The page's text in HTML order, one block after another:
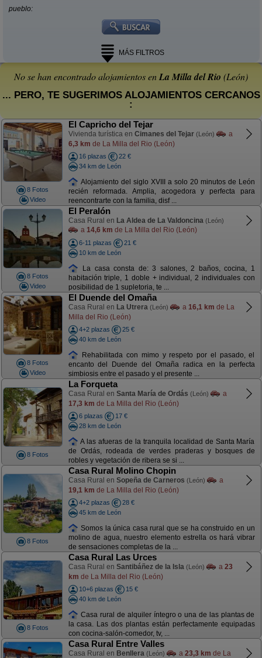
pueblo:
MÁS FILTROS
No se han encontrado alojamientos enLa Milla del Rio (León)
... PERO, TE SUGERIMOS ALOJAMIENTOS CERCANOS
:
8 Fotos
Video
El Capricho del Tejar
Vivienda turística en Cimanes del Tejar (León)
a
6,3 km de La Milla del Rio (León)
16 plazas
22 €
34 km de León
Alojamiento del siglo XVIII a solo 20 minutos de León
recién reformada. Amplia, acogedora y perfecta para
reencontrarte con la familia, disf ...
8 Fotos
Video
El Peralón
Casa Rural en La Aldea de La Valdoncina (León)
a 14,6 km de La Milla del Rio (León)
6-11 plazas
21 €
10 km de León
La casa consta de: 3 salones, 2 baños, cocina, 1
habitación triple, 1 doble + individual, 2 individuales con
posibilidad de 1 supletoria, te ...
8 Fotos
Video
El Duende del Omaña
Casa Rural en La Utrera (León) a 16,1 km de La
Milla del Rio (León)
4+2 plazas
25 €
40 km de León
Rehabilitada con mimo y respeto por el pasado, el
encanto del Duende del Omaña radica en la perfecta
simbiosis entre el pasado y el presente ...
8 Fotos
La Forqueta
Casa Rural en Santa María de Ordás (León)
a
17,3 km de La Milla del Rio (León)
6 plazas
17 €
28 km de León
A las afueras de la tranquila localidad de Santa María
de Ordás, rodeada de verdes praderas y bosques de
robles y vegetación de ribera se si ...
8 Fotos
Casa Rural Molino Chopin
Casa Rural en Sopeña de Carneros (León)
a
19,1 km de La Milla del Rio (León)
4+2 plazas
28 €
45 km de León
Somos la única casa rural que se ha construido en un
molino de agua, nuestro elemento estrella os hará vibrar
de sensaciones completas de la ...
8 Fotos
Casa Rural Las Urces
Casa Rural en Santibáñez de la Isla (León) a 23
km de La Milla del Rio (León)
10+6 plazas
15 €
40 km de León
Casa rural de alquiler íntegro o una de las plantas de
la casa. Las dos plantas están perfectamente equipadas
con cocina-salón-comedor, tv, ...
Casa Rural Entre Valles
Casa Rural en Benllera (León) a 23,3 km de La